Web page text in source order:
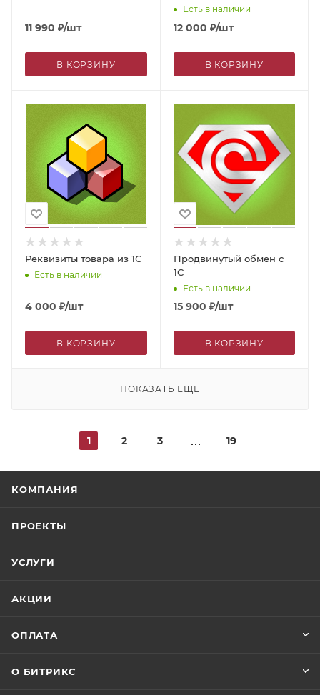
11 990 ₽/шт
В КОРЗИНУ
Есть в наличии
12 000 ₽/шт
В КОРЗИНУ
Реквизиты товара из 1С
Есть в наличии
4 000 ₽/шт
В КОРЗИНУ
Продвинутый обмен с
1С
Есть в наличии
15 900 ₽/шт
В КОРЗИНУ
ПОКАЗАТЬ ЕЩЕ
1 2 3 19
КОМПАНИЯ
ПРОЕКТЫ
УСЛУГИ
АКЦИИ
ОПЛАТА
О БИТРИКС